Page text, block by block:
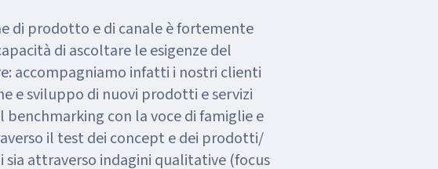
di prodotto e di canale è fortemente
di ascoltare le esigenze del
accompagniamo infatti i nostri clienti
e sviluppo di nuovi prodotti e servizi
benchmarking con la voce di famiglie e
il test dei concept e dei prodotti/
sia attraverso indagini qualitative (focus